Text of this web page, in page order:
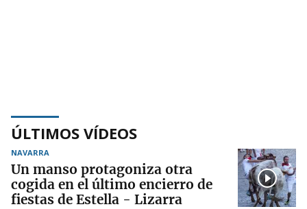
ÚLTIMOS VÍDEOS
NAVARRA
Un manso protagoniza otra
cogida en el último encierro de
fiestas de Estella - Lizarra